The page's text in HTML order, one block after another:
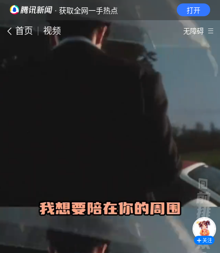
· 获取全网一手热点 打开
首页 视频 无障碍
关注